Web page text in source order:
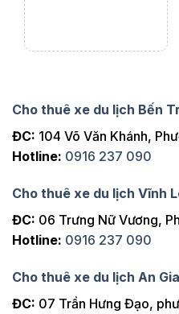
Cho thuê xe du lịch Bến
ĐC: 104 Võ Văn Khánh,
Hotline: 0916 237 090
Cho thuê xe du lịch Vĩnh
ĐC: 06 Trưng Nữ Vương,
Hotline: 0916 237 090
Cho thuê xe du lịch An
ĐC: 07 Trần Hưng Đạo,